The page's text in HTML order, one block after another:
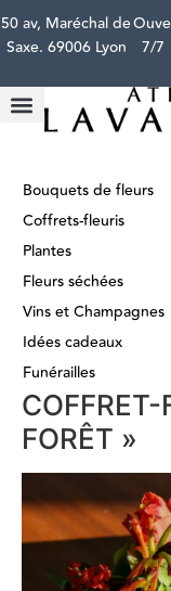
50 av, Maréchal de
Saxe. 69006 Lyon
7/7
Bouquets de fleurs
Coffrets-fleuris
Plantes
Fleurs séchées
Vins et Champagnes
Idées cadeaux
Funérailles
FORÊT »